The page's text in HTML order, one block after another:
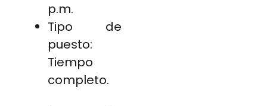
p.m.
Tipo de
puesto:
Tiempo
completo.